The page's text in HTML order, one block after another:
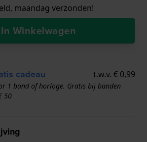
maandag verzonden!
In Winkelwagen
cadeau t.w.v. € 0,99
1 band of horloge. Gratis bij banden
50